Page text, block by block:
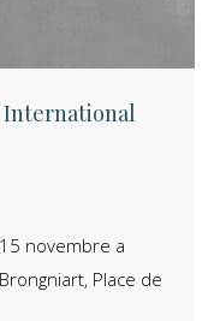
International
novembre a
Place de